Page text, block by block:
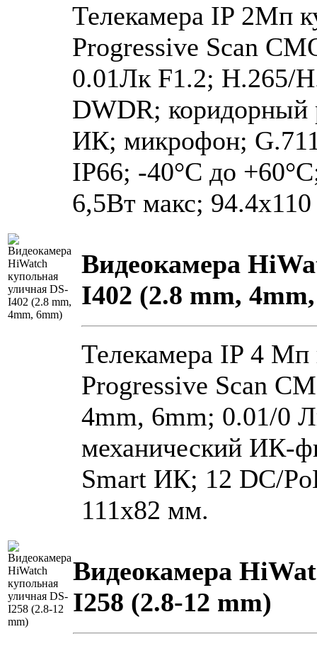
Телекамера IP 2Мп
Progressive Scan
0.01Лк F1.2; H.265/
DWDR;
ИК; микрофон;
IP66; -40°C до
6,5Вт макс;
Видеокамера
I402 (2.8 mm,
Телекамера IP 4 Мп
Progressive Scan
4mm, 6mm; 0.01/0
механический ИК-
Smart ИК; 12 DC/
111х82 мм.
Видеокамера
I258 (2.8-12 mm)